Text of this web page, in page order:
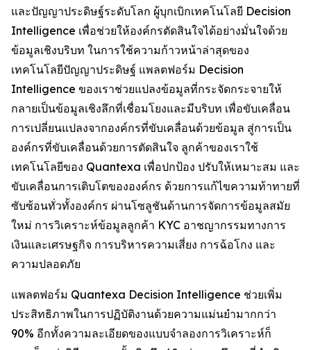
และปัญญาประดิษฐ์ระดับโลก ผู้บุกเบิกเทคโนโลยี Decision
Intelligence เพื่อช่วยให้องค์กรตัดสินใจได้อย่างมั่นใจด้วย
ข้อมูลเชิงบริบท ในการใช้ความก้าวหน้าล่าสุดของ
เทคโนโลยีปัญญาประดิษฐ์ แพลตฟอร์ม Decision
Intelligence ของเราช่วยแปลงข้อมูลที่กระจัดกระจายให้
กลายเป็นข้อมูลเชิงลึกที่เชื่อมโยงและมีบริบท เพื่อขับเคลื่อน
การเปลี่ยนแปลงจากองค์กรที่ขับเคลื่อนด้วยข้อมูล สู่การเป็น
องค์กรที่ขับเคลื่อนด้วยการตัดสินใจ ลูกค้าของเราใช้
เทคโนโลยีของ Quantexa เพื่อปกป้อง ปรับให้เหมาะสม และ
ขับเคลื่อนการเติบโตขององค์กร ด้วยการแก้ไขความท้าทายที่
ซับซ้อนทั่วทั้งองค์กร ผ่านโซลูชันด้านการจัดการข้อมูลสมัย
ใหม่ การวิเคราะห์ข้อมูลลูกค้า KYC อาชญากรรมทางการ
เงินและเศรษฐกิจ การบริหารความเสี่ยง การฉ้อโกง และ
ความปลอดภัย
แพลตฟอร์ม Quantexa Decision Intelligence ช่วยเพิ่ม
ประสิทธิภาพในการปฏิบัติงานด้วยความแม่นยำมากกว่า
90% อีกทั้งความละเอียดของแบบจำลองการวิเคราะห์ก็